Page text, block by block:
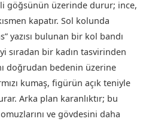
göğsünün üzerinde durur; ince,
kapatır. Sol kolunda
yazısı bulunan bir kol bandı
sıradan bir kadın tasvirinden
doğrudan bedenin üzerine
kumaş, figürün açık teniyle
Arka plan karanlıktır; bu
ve gövdesini daha